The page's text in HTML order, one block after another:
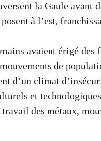
la Gaule avant
posent à l’est,
avaient érigé
de
d’un climat
et
des métaux,